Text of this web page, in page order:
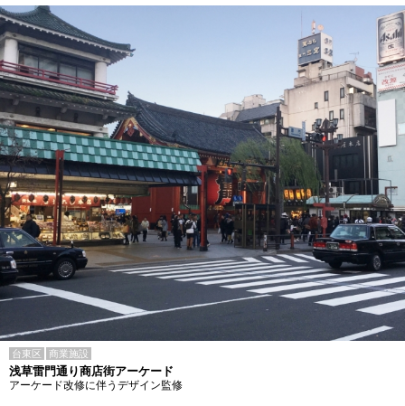
台東区 商業施設
浅草雷門通り商店街アーケード
アーケード改修に伴うデザイン監修